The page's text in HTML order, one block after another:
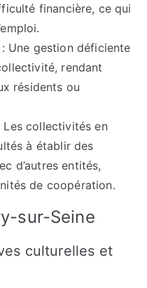
financière, ce qui
Une gestion déficiente
rendant
résidents ou
Les collectivités en
à établir des
d’autres entités,
de coopération.
sur-Seine
culturelles et